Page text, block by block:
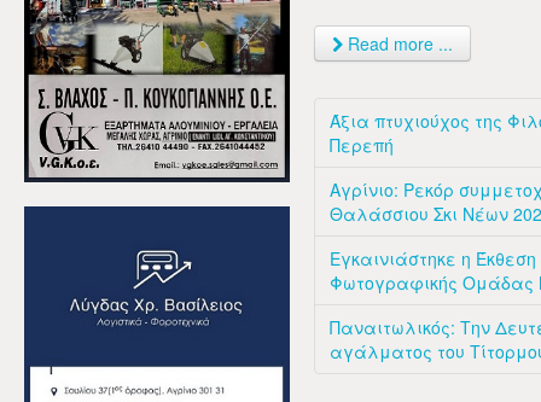
Read more ...
Άξια πτυχιούχος της
Περεπή
Αγρίνιο: Ρεκόρ
Θαλάσσιου Σκι Νέων
Εγκαινιάστηκε η
Φωτογραφικής Ομάδας
Παναιτωλικός: Την
αγάλματος του